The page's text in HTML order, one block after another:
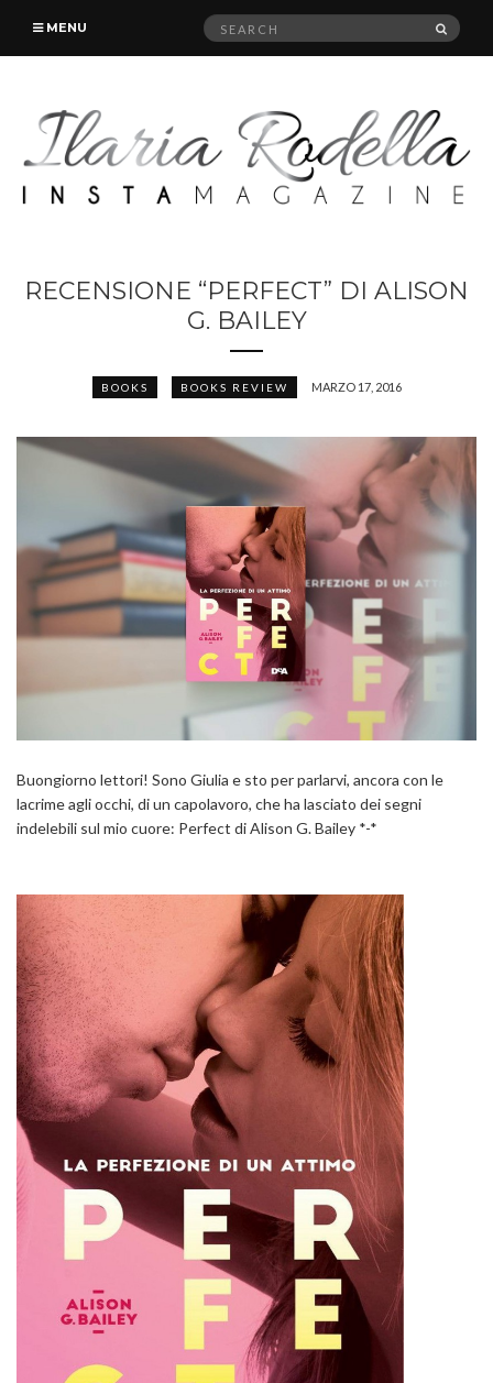
MENU
Search
RECENSIONE “PERFECT” DI ALISON
G. BAILEY
BOOKS BOOKS REVIEW MARZO 17, 2016
Buongiorno lettori! Sono Giulia e sto per parlarvi, ancora con le
lacrime agli occhi, di un capolavoro, che ha lasciato dei segni
indelebili sul mio cuore: Perfect di Alison G. Bailey *-*